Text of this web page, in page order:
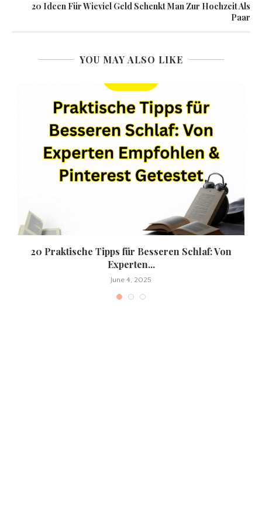
20 Ideen Für Wieviel Geld Schenkt Man Zur Hochzeit Als
Paar
YOU MAY ALSO LIKE
20 Praktische Tipps für Besseren Schlaf: Von
Experten...
June 4, 2025